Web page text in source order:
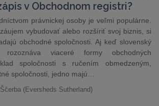
v Obchodnom registri?
právnickej osoby je veľmi populárne.
vybudovať alebo rozšíriť svoj biznis, si
obchodné spoločnosti. Aj keď slovenský
rozoznáva viaceré formy obchodných
spoločnosti s ručením obmedzeným,
spoločnosti, jedno majú…
(Eversheds Sutherland)